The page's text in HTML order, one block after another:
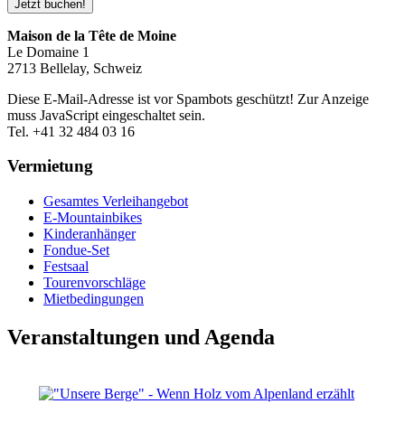
Maison de la Tête de Moine
Le Domaine 1
2713 Bellelay, Schweiz
Diese E-Mail-Adresse ist vor Spambots geschützt! Zur Anzeige
muss JavaScript eingeschaltet sein.
Tel. +41 32 484 03 16
Vermietung
Gesamtes Verleihangebot
E-Mountainbikes
Kinderanhänger
Fondue-Set
Festsaal
Tourenvorschläge
Mietbedingungen
Veranstaltungen und Agenda